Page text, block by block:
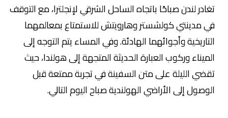
تغادر لندن صباحًا باتجاه الساحل الشرقي لإنجلترا، مع التوقف
في مدينتي كولشستر وهارويتش للاستمتاع بمعالمهما
التاريخية وأجوائهما الهادئة. وفي المساء يتم التوجه إلى
الميناء وركوب العبارة الحديثة المتجهة إلى هولندا، حيث
تقضي الليلة على متن السفينة في تجربة ممتعة قبل
الوصول إلى الأراضي الهولندية صباح اليوم التالي.